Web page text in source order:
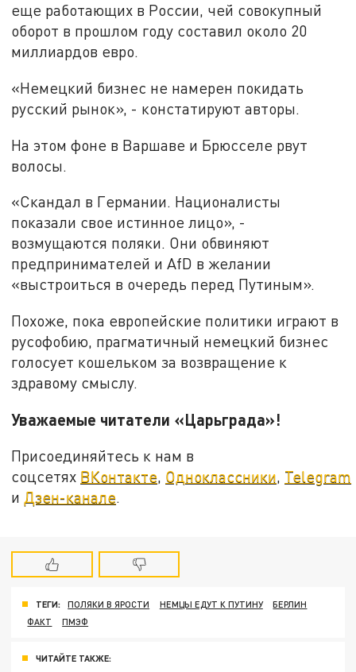
еще работающих в России, чей совокупный
оборот в прошлом году составил около 20
миллиардов евро.
«Немецкий бизнес не намерен покидать
русский рынок», - констатируют авторы.
На этом фоне в Варшаве и Брюсселе рвут
волосы.
«Скандал в Германии. Националисты
показали свое истинное лицо», -
возмущаются поляки. Они обвиняют
предпринимателей и AfD в желании
«выстроиться в очередь перед Путиным».
Похоже, пока европейские политики играют в
русофобию, прагматичный немецкий бизнес
голосует кошельком за возвращение к
здравому смыслу.
Уважаемые читатели «Царьграда»!
Присоединяйтесь к нам в
соцсетях ВКонтакте, Одноклассники, Telegram
и Дзен-канале.
ТЕГИ: ПОЛЯКИ В ЯРОСТИ НЕМЦЫ ЕДУТ К ПУТИНУ
БЕРЛИН
ФАКТ
ПМЭФ
ЧИТАЙТЕ ТАКЖЕ: